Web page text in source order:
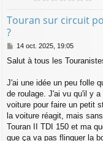
Touran sur circuit
?
M
s
a
g
e
14 oct. 2025, 19:05
Salut à tous les
J'ai une idée un peu folle
de roulage. J'ai vu qu'il y
voiture pour faire un petit
la voiture réagit, mais
Touran II TDI 150 et ma
que ça va pas flinguer la